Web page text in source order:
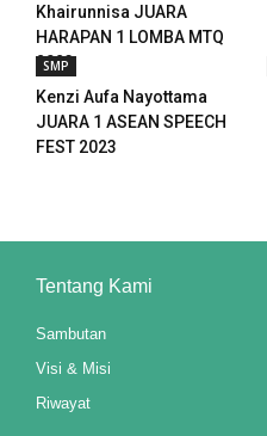
Khairunnisa JUARA
HARAPAN 1 LOMBA MTQ
2023
SMP
Kenzi Aufa Nayottama
JUARA 1 ASEAN SPEECH
FEST 2023
Tentang Kami
Sambutan
Visi & Misi
Riwayat